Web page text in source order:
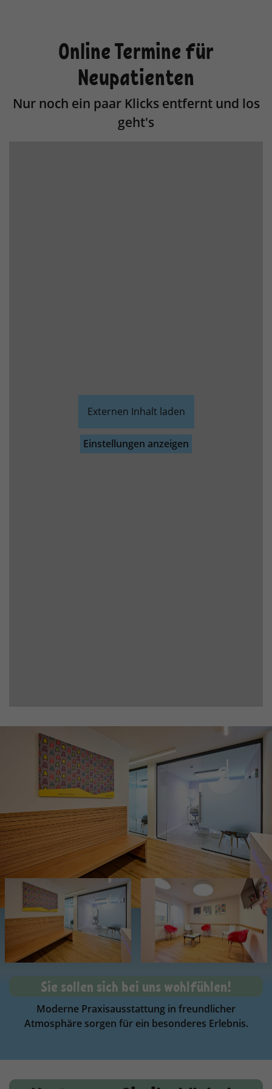
Online Termine für
Neupatienten
Nur noch ein paar Klicks entfernt und los
geht's
Externen Inhalt laden
Einstellungen anzeigen
Sie sollen sich bei uns wohlfühlen!
Moderne Praxisausstattung in freundlicher
Atmosphäre sorgen für ein besonderes Erlebnis.
Enthält die gewählten Tracking-Optin-
Einstellungen.